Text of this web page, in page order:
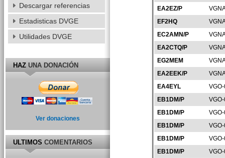
EA2EZ/P
EF2HQ
EC2AMN/P
EA2CTQ/P
EG2MEM
EA2EEK/P
EA4EYL
EB1DM/P
EB1DM/P
EB1DM/P
EB1DM/P
EB1DM/P
Descargar referencias
Estadisticas DVGE
Utilidades DVGE
HAZUNA DONACIÓN
Ver donaciones
ULTIMOSCOMENTARIOS